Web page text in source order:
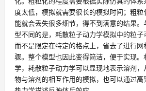
度太低，模拟就需要很长的模拟时间；粗
能就会丢失很多细节，得不到满意的结果
型不同的是，耗散粒子动力学模拟中的粒子
而不是限定在特定的格点上，省去了进行
骤。整个模型也因此变得简洁，便于实现。
学，耗散粒子动力学可以显现地表示溶剂，
物与溶剂的相互作用的模拟，也可以通过高